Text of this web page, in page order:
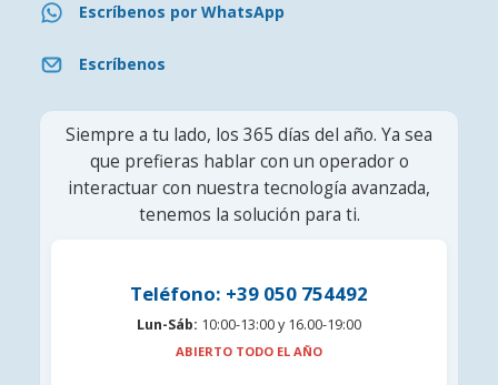
Escríbenos por WhatsApp
Escríbenos
Siempre a tu lado, los 365 días del año. Ya sea
que prefieras hablar con un operador o
interactuar con nuestra tecnología avanzada,
tenemos la solución para ti.
Teléfono: +39 050 754492
Lun-Sáb: 10:00-13:00 y 16.00-19:00
ABIERTO TODO EL AÑO